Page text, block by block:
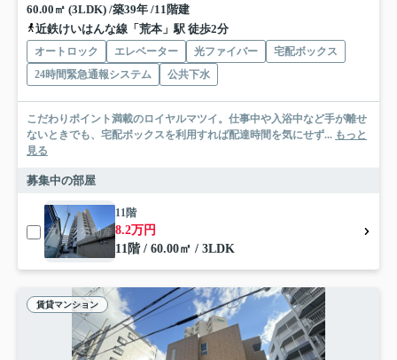
60.00㎡ (3LDK) /築39年 /11階建
近鉄けいはんな線「荒本」駅 徒歩2分
オートロック エレベーター 光ファイバー
宅配ボックス
24時間緊急通報システム
公共下水
こだわりポイント満載のロイヤルマツイ。仕事中や入浴中など手が離せ
ないときでも、宅配ボックスを利用すれば配達時間を気にせず... もっと
見る
募集中の部屋
11階
8.2万円
11階 / 60.00㎡ / 3LDK
賃貸マンション